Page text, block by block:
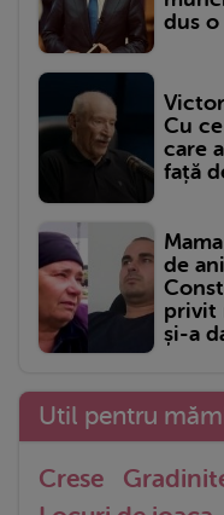
dus o
Cu
care
față
de
privit
și-a
Util pentru
Crese